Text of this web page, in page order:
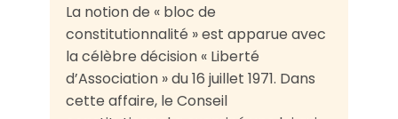
La notion de « bloc de
constitutionnalité » est apparue avec
la célèbre décision « Liberté
d’Association » du 16 juillet 1971. Dans
cette affaire, le Conseil